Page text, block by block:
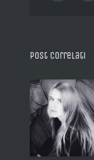
Post correlati